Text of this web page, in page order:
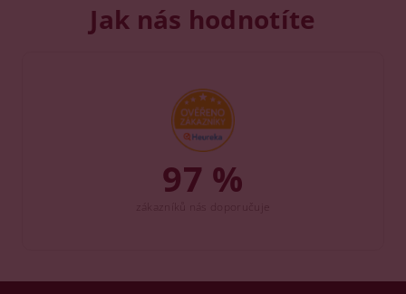
Jak nás hodnotíte
97 %